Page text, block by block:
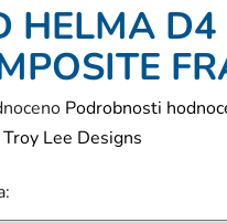
HELMA D4
Podrobnosti
Troy Lee Designs